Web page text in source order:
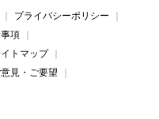
プライバシーポリシー
項
トマップ
見・ご要望